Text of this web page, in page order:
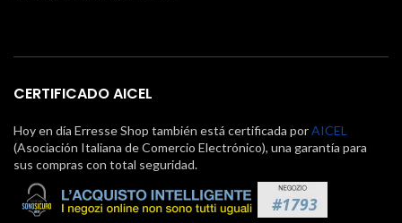
CERTIFICADO AICEL
Hoy en día Erresse Shop también está certificada porAICEL
(Asociación Italiana de Comercio Electrónico), una garantía para
sus compras con total seguridad.